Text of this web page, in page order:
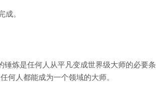
。
炼是任何人从平凡变成世界级大师的必要条
何人都能成为一个领域的大师。